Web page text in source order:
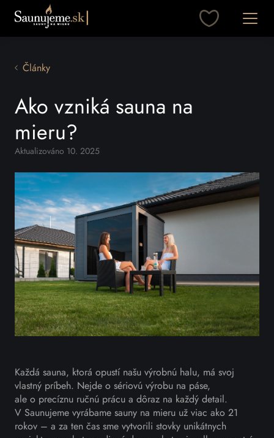
Články
Ako vzniká sauna na
mieru?
Aktualizováno 10. 2025
Každá sauna, ktorá opustí našu výrobnú halu, má svoj
vlastný príbeh. Nejde o sériovú výrobu na páse,
ale o precíznu ručnú prácu a dôraz na každý detail.
V Saunujeme vyrábame sauny na mieru už viac ako 21
rokov – a za ten čas sme vytvorili stovky unikátnych